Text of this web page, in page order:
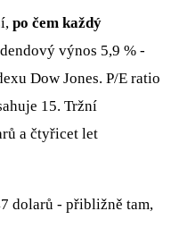
po čem každý
výnos 5,9 % -
Dow Jones. P/E ratio
15. Tržní
a čtyřicet let
dolarů - přibližně tam,